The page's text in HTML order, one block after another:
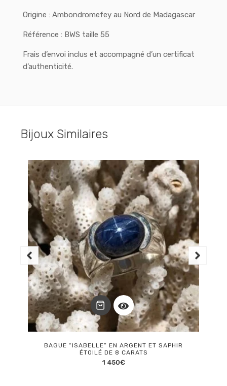
Origine : Ambondromefey au Nord de Madagascar
Référence : BWS taille 55
Frais d’envoi inclus et accompagné d’un certificat
d’authenticité.
Bijoux Similaires
BAGUE “ISABELLE” EN ARGENT ET SAPHIR
ÉTOILÉ DE 8 CARATS
1 450€